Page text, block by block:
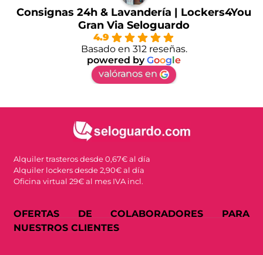
Consignas 24h & Lavandería | Lockers4You
Gran Via Seloguardo
4.9
Basado en 312 reseñas.
powered byGoogle
valóranos en
Alquiler trasteros desde 0,67€ al día
Alquiler lockers desde 2,90€ al día
Oficina virtual 29€ al mes IVA incl.
OFERTAS DE COLABORADORES PARA
NUESTROS CLIENTES